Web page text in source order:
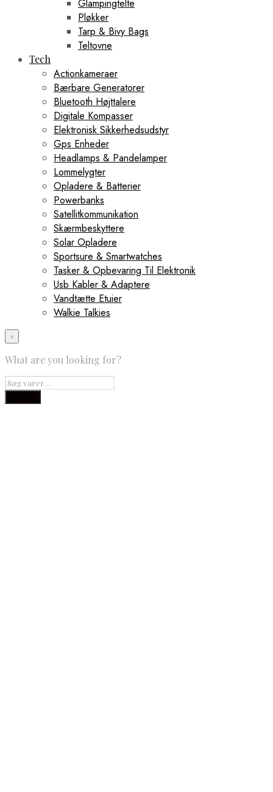
Glampingtelte
Pløkker
Tarp & Bivy Bags
Teltovne
Tech
Actionkameraer
Bærbare Generatorer
Bluetooth Højttalere
Digitale Kompasser
Elektronisk Sikkerhedsudstyr
Gps Enheder
Headlamps & Pandelamper
Lommelygter
Opladere & Batterier
Powerbanks
Satellitkommunikation
Skærmbeskyttere
Solar Opladere
Sportsure & Smartwatches
Tasker & Opbevaring Til Elektronik
Usb Kabler & Adaptere
Vandtætte Etuier
Walkie Talkies
×
What are you looking for?